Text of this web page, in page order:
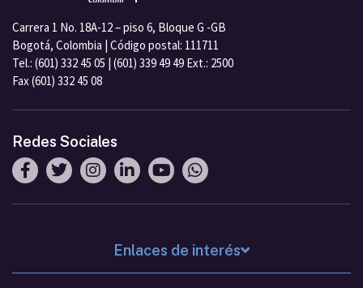
Carrera 1 No. 18A-12 – piso 6, Bloque G -GB
Bogotá, Colombia | Código postal: 111711
Tel.: (601) 332 45 05 | (601) 339 49 49 Ext.: 2500
Fax (601) 332 45 08
Redes Sociales
Enlaces de interés